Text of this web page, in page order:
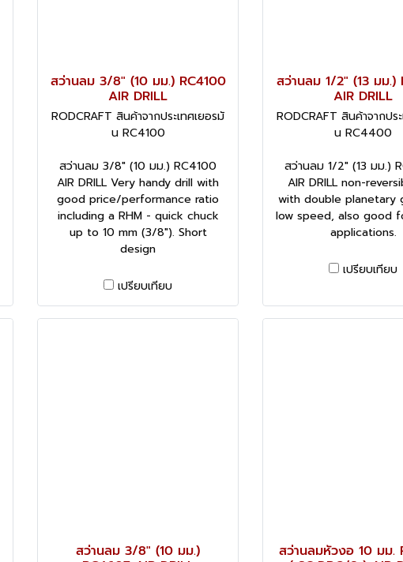
สว่านลม 3/8" (10 มม.) RC4100
AIR DRILL
RODCRAFT สินค้าจากประเทศเยอรมั
น RC4100
สว่านลม 3/8" (10 มม.) RC4100
AIR DRILL Very handy drill with
good price/performance ratio
including a RHM - quick chuck
up to 10 mm (3/8"). Short
design
เปรียบเทียบ
สว่านลม 1/2" (13 มม.)
AIR DRILL
RODCRAFT สินค้าจากปร
น RC4400
สว่านลม 1/2" (13 มม.)
AIR DRILL non-
with double planetary
low speed, also good
applications.
เปรียบเทียบ
สว่านลม 3/8" (10 มม.) สว่านลมหัวงอ 10 มม.